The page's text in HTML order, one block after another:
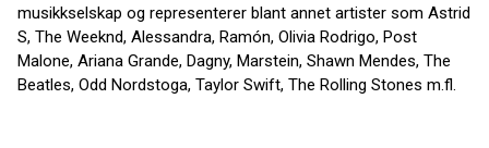
musikkselskap og representerer blant annet artister som Astrid
S, The Weeknd, Alessandra, Ramón, Olivia Rodrigo, Post
Malone, Ariana Grande, Dagny, Marstein, Shawn Mendes, The
Beatles, Odd Nordstoga, Taylor Swift, The Rolling Stones m.fl.